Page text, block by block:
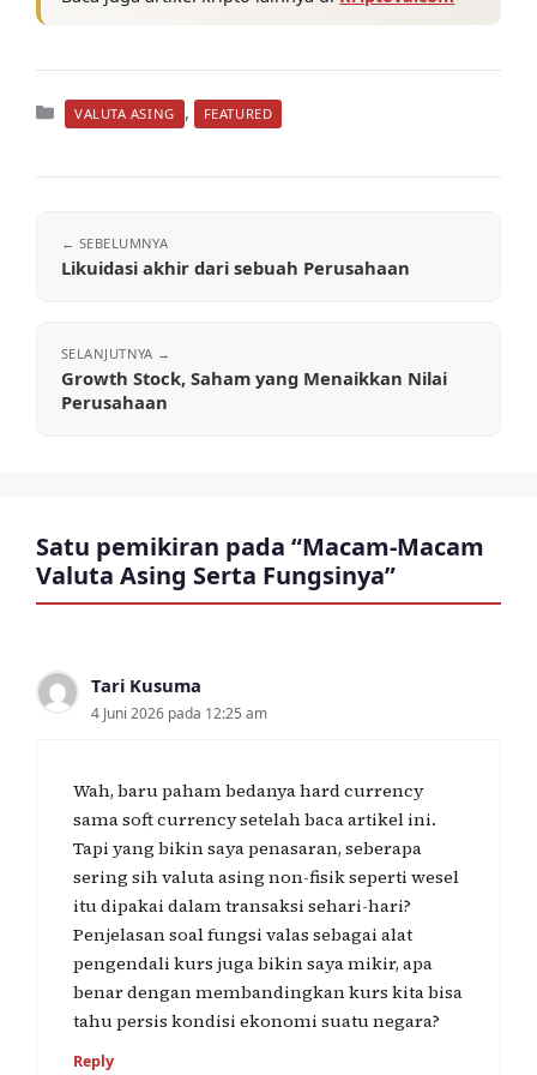
Kategori
VALUTA ASING , FEATURED
Likuidasi akhir dari sebuah Perusahaan
Growth Stock, Saham yang Menaikkan Nilai
Perusahaan
Satu pemikiran pada “Macam-Macam
Valuta Asing Serta Fungsinya”
Tari Kusuma
4 Juni 2026 pada 12:25 am
Wah, baru paham bedanya hard currency
sama soft currency setelah baca artikel ini.
Tapi yang bikin saya penasaran, seberapa
sering sih valuta asing non-fisik seperti wesel
itu dipakai dalam transaksi sehari-hari?
Penjelasan soal fungsi valas sebagai alat
pengendali kurs juga bikin saya mikir, apa
benar dengan membandingkan kurs kita bisa
tahu persis kondisi ekonomi suatu negara?
Reply